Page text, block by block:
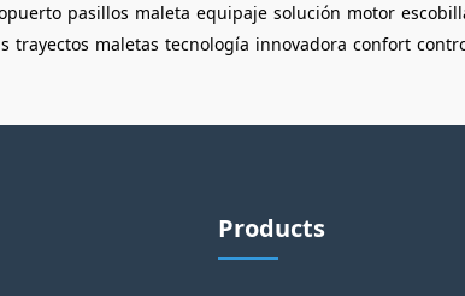
pasillos maleta equipaje solución motor
trayectos maletas tecnología innovadora confort
Products